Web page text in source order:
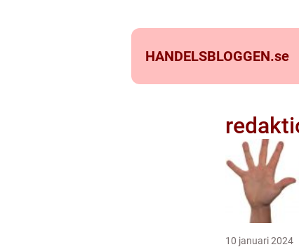
HANDELSBLOGGEN.se
10 januari 2024